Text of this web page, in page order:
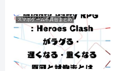
スマホゲーム不具合まとめ